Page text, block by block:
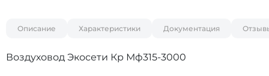
Описание Характеристики Документация
Воздуховод Экосети Кр Мф315-3000